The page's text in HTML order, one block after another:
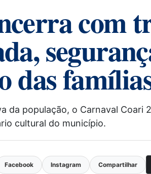
com
das
população, o Carnaval Coari
cultural do município.
Facebook Instagram Compartilhar